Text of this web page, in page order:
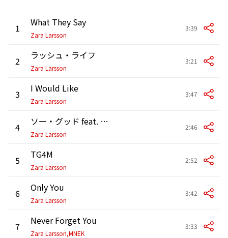
1 What They Say
Zara Larsson
3:39
2 ラッシュ・ライフ
Zara Larsson
3:21
3 I Would Like
Zara Larsson
3:47
4 ソー・グッド feat. Ty Dolla $ign
Zara Larsson
2:46
5 TG4M
Zara Larsson
2:52
6 Only You
Zara Larsson
3:42
7 Never Forget You
Zara Larsson,MNEK
3:33